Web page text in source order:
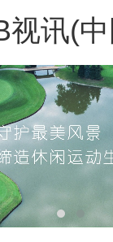
视讯(
方网